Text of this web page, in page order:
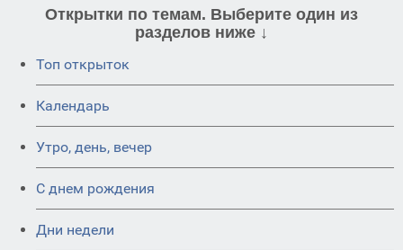
Открытки по темам. Выберите один из
разделов ниже ↓
Топ открыток
Календарь
Утро, день, вечер
C днем рождения
Дни недели